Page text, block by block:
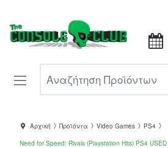
Αρχική Προϊόντα Video Games
PS4
Need for Speed: Rivals (Playstation Hits) PS4 USED